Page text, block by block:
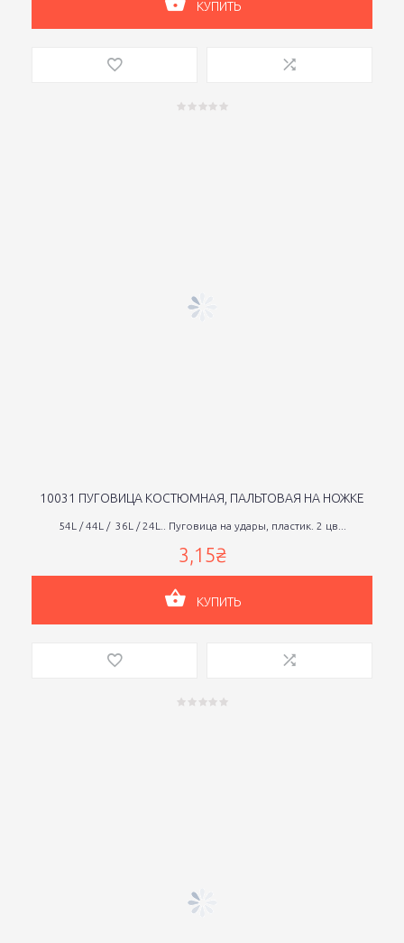
КУПИТЬ
10031 ПУГОВИЦА КОСТЮМНАЯ, ПАЛЬТОВАЯ НА НОЖКЕ
54L / 44L / 36L / 24L.. Пуговица на удары, пластик. 2 цв...
3,15₴
КУПИТЬ